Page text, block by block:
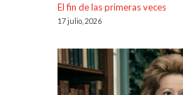
El fin de las primeras veces
17 julio, 2026